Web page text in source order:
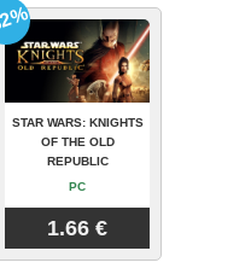
STAR WARS: KNIGHTS
OF THE OLD
REPUBLIC
PC
1.66 €